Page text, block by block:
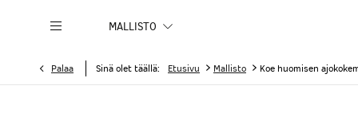
MALLISTO
Palaa Sinä olet täällä: Etusivu > Mallisto > Koe huomisen